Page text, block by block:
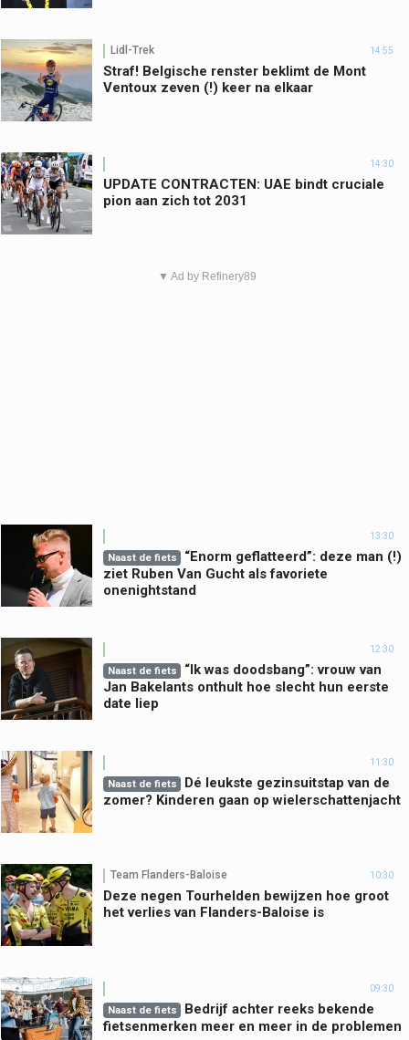
Lidl-Trek 14:55
Straf! Belgische renster beklimt de Mont
Ventoux zeven (!) keer na elkaar
14:30
UPDATE CONTRACTEN: UAE bindt cruciale
pion aan zich tot 2031
▼ Ad by Refinery89
13:30
Naast de fiets
“Enorm geflatteerd”: deze man (!)
ziet Ruben Van Gucht als favoriete
onenightstand
12:30
Naast de fiets
“Ik was doodsbang”: vrouw van
Jan Bakelants onthult hoe slecht hun eerste
date liep
11:30
Naast de fiets
Dé leukste gezinsuitstap van de
zomer? Kinderen gaan op wielerschattenjacht
Team Flanders-Baloise 10:30
Deze negen Tourhelden bewijzen hoe groot
het verlies van Flanders-Baloise is
09:30
Naast de fiets
Bedrijf achter reeks bekende
fietsenmerken meer en meer in de problemen